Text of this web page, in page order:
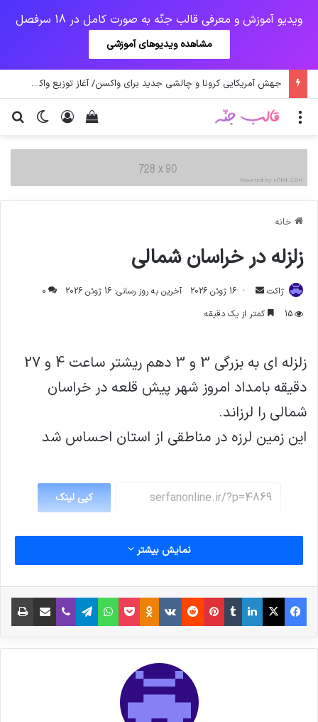
ویدیو آموزش و معرفی قالب جنّه به صورت کامل در 18 سرفصل
مشاهده ویدیوهای آموزشی
یک‌چهارم مرگ‌های روزانه کرونا در خوزستان / نگرانی از گسترش ویروس انگلیسی در تهران
تغییر ورود
دیدن سبد خرید منو
خانه
زلزله در خراسان شمالی
ژاکت
ارسال
ایمیل
16 ژوئن 2026 آخرین به روز رسانی: 16 ژوئن 2026
0
15
کمتر از یک دقیقه
زلزله ای به بزرگی 3 و 3 دهم ریشتر ساعت 4 و 27
دقیقه بامداد امروز شهر پیش قلعه در خراسان
شمالی را لرزاند.
این زمین لرزه در مناطقی از استان احساس شد
کپی لینک
نمایش بیشتر
فیس بوک X لینکدین
‫تامبلر‫پین‌ترست
‫رددیت‫VKontakte
‫Odnoklassniki
پاکتواتس آپ تلگراموایبر اشتراک گذاری از طریق ایمیل